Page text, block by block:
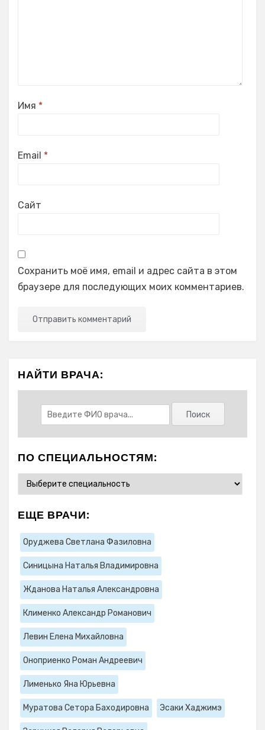
Имя *
Email *
Сайт
Сохранить моё имя, email и адрес сайта в этом
браузере для последующих моих комментариев.
НАЙТИ ВРАЧА:
ПО СПЕЦИАЛЬНОСТЯМ:
ЕЩЕ ВРАЧИ:
Оруджева Светлана Фазиловна
Синицына Наталья Владимировна
Жданова Наталья Александровна
Клименко Александр Романович
Левин Елена Михайловна
Оноприенко Роман Андреевич
Лименько Яна Юрьевна
Муратова Сетора Баходировна Эсаки Хаджимэ